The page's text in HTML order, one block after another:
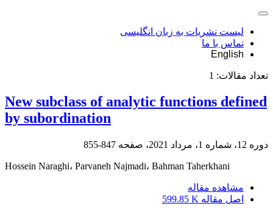
لیست نشریات به زبان انگلیسی
تماس با ما
English
تعداد مقالات: 1
New subclass of analytic functions defined
by subordination
دوره 12، شماره 1، مرداد 2021، صفحه 847-855
Hossein Naraghi، Parvaneh Najmadi، Bahman Taherkhani
مشاهده مقاله
اصل مقاله 599.85 K